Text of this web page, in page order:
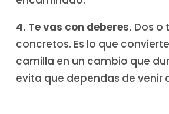
4. Te vas con deberes. Dos o
concretos. Es lo que
camilla en un cambio que
evita que dependas de venir